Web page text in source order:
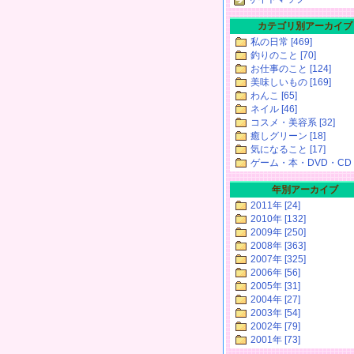
カテゴリ別アーカイブ
私の日常 [469]
釣りのこと [70]
お仕事のこと [124]
美味しいもの [169]
わんこ [65]
ネイル [46]
コスメ・美容系 [32]
癒しグリーン [18]
気になること [17]
ゲーム・本・DVD・CD
年別アーカイブ
2011年 [24]
2010年 [132]
2009年 [250]
2008年 [363]
2007年 [325]
2006年 [56]
2005年 [31]
2004年 [27]
2003年 [54]
2002年 [79]
2001年 [73]